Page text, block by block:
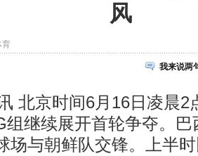
风
育
我来说两
北京时间6月16日凌晨2
组继续展开首轮争夺。
场与朝鲜队交锋。上半